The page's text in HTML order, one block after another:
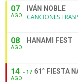
07
AGO
IVÁN NOBLE
CANCIONES
08
AGO
HANAMI FEST
14
AGO
17 61° FIESTA